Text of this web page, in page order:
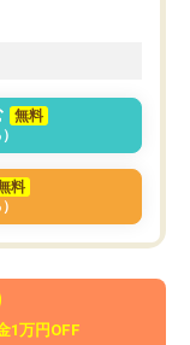
無料
料
1万円OFF